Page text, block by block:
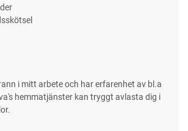
i mitt arbete och har erfarenhet av bl.a
hemmatjänster kan tryggt avlasta dig i